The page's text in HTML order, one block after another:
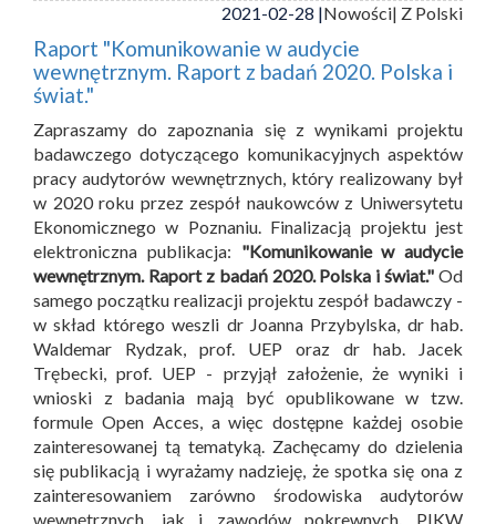
2021-02-28 |Nowości| Z Polski
Raport "Komunikowanie w audycie
wewnętrznym. Raport z badań 2020. Polska i
świat."
Zapraszamy do zapoznania się z wynikami projektu
badawczego dotyczącego komunikacyjnych aspektów
pracy audytorów wewnętrznych, który realizowany był
w 2020 roku przez zespół naukowców z Uniwersytetu
Ekonomicznego w Poznaniu. Finalizacją projektu jest
elektroniczna publikacja: "Komunikowanie w audycie
wewnętrznym. Raport z badań 2020. Polska i świat." Od
samego początku realizacji projektu zespół badawczy -
w skład którego weszli dr Joanna Przybylska, dr hab.
Waldemar Rydzak, prof. UEP oraz dr hab. Jacek
Trębecki, prof. UEP - przyjął założenie, że wyniki i
wnioski z badania mają być opublikowane w tzw.
formule Open Acces, a więc dostępne każdej osobie
zainteresowanej tą tematyką. Zachęcamy do dzielenia
się publikacją i wyrażamy nadzieję, że spotka się ona z
zainteresowaniem zarówno środowiska audytorów
wewnętrznych, jak i zawodów pokrewnych. PIKW